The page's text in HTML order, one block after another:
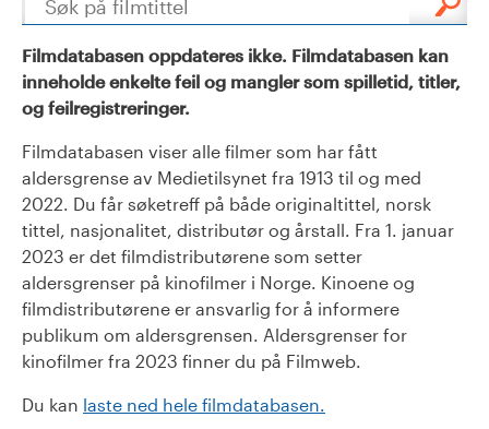
Filmdatabasen oppdateres ikke. Filmdatabasen kan
inneholde enkelte feil og mangler som spilletid, titler,
og feilregistreringer.
Filmdatabasen viser alle filmer som har fått
aldersgrense av Medietilsynet fra 1913 til og med
2022. Du får søketreff på både originaltittel, norsk
tittel, nasjonalitet, distributør og årstall. Fra 1. januar
2023 er det filmdistributørene som setter
aldersgrenser på kinofilmer i Norge. Kinoene og
filmdistributørene er ansvarlig for å informere
publikum om aldersgrensen. Aldersgrenser for
kinofilmer fra 2023 finner du på Filmweb.
Du kan laste ned hele filmdatabasen.